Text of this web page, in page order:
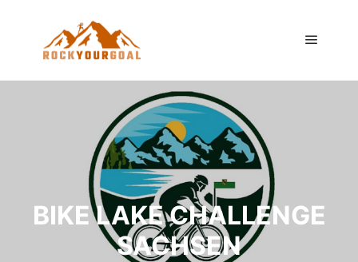
BIKE LAKE CHALLENGE
SACHSEN